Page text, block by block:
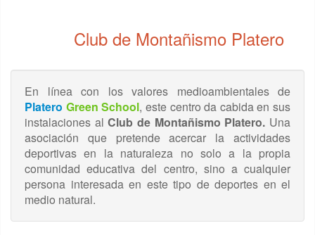
Club de Montañismo Platero
En línea con los valores medioambientales de
Platero Green School, este centro da cabida en sus
instalaciones alClub de Montañismo Platero. Una
asociación que pretende acercar la actividades
deportivas en la naturaleza no solo a la propia
comunidad educativa del centro, sino a cualquier
persona interesada en este tipo de deportes en el
medio natural.